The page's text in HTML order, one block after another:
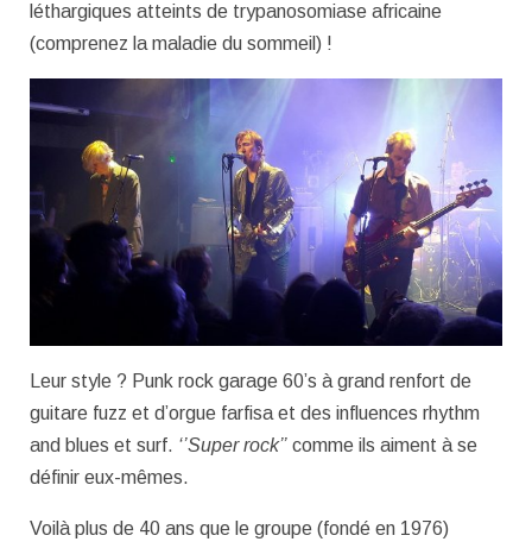
léthargiques atteints de trypanosomiase africaine
(comprenez la maladie du sommeil) !
Leur style ? Punk rock garage 60’s à grand renfort de
guitare fuzz et d’orgue farfisa et des influences rhythm
and blues et surf. ‘’Super rock’’ comme ils aiment à se
définir eux-mêmes.
Voilà plus de 40 ans que le groupe (fondé en 1976)